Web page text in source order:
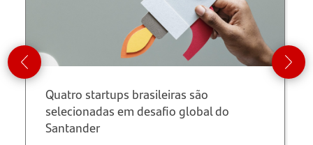
de
negócio
Analise a
infraestrutura
necessária
Quatro startups brasileiras são
selecionadas em desafio global do
Santander